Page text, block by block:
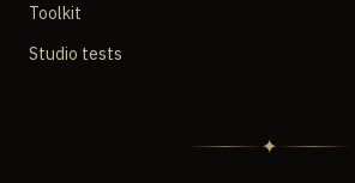
Toolkit
Studio tests
✦